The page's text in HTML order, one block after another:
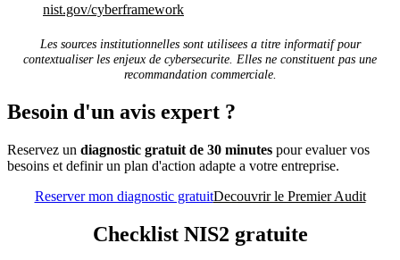
nist.gov/cyberframework
Les sources institutionnelles sont utilisees a titre informatif pour
contextualiser les enjeux de cybersecurite. Elles ne constituent pas une
recommandation commerciale.
Besoin d'un avis expert ?
Reservez un diagnostic gratuit de 30 minutes pour evaluer vos
besoins et definir un plan d'action adapte a votre entreprise.
Reserver mon diagnostic gratuitDecouvrir le Premier Audit
Checklist NIS2 gratuite